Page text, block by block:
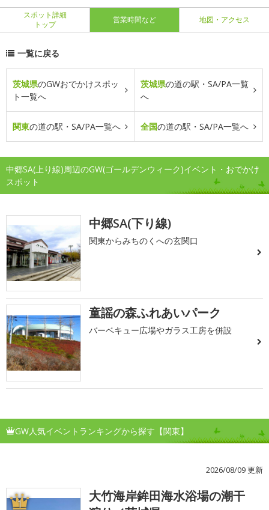
スポット詳細
トップ
営業時間など 地図・アクセス
一覧に戻る
茨城県のGWおでかけスポッ
ト一覧へ
茨城県の道の駅・SA/PA一覧
へ
関東の道の駅・SA/PA一覧へ 全国の道の駅・SA/PA一覧へ
中郷SA(上り線)周辺のGW(ゴールデンウィーク)イベント・おでかけ
スポット
中郷SA(下り線)
関東からみちのくへの玄関口
童謡の森ふれあいパーク
バーベキュー広場やガラス工房を併設
GW人気イベントランキングから探す【関東】
2026/08/09 更新
1
大竹海岸鉾田海水浴場の潮干